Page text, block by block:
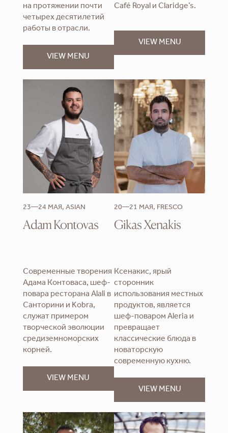
на протяжении почти
четырех десятилетий
работы в отрасли.
VIEW MENU
Café Royal и Claridge’s.
VIEW MENU
23—24 МАЯ, ASIAN
Adam Kontovas
Современные творения
Адама Контоваса, шеф-
повара ресторана Alali в
Санторини и Kobra,
служат примером
творческой эволюции
средиземноморских
корней.
VIEW MENU
20—21 МАЯ, FRESCO
Gikas Xenakis
Ксенакис, ярый
сторонник
использования местных
продуктов, является
шеф-поваром Aleria и
превращает
классические блюда в
новаторскую
современную кухню.
VIEW MENU